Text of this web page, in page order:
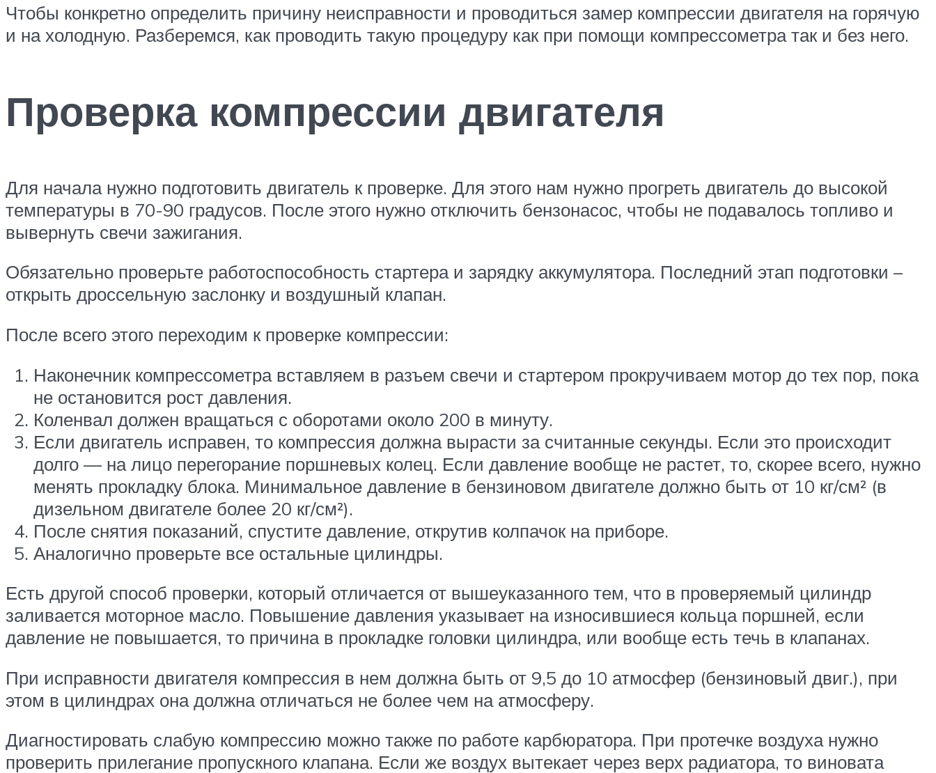
Чтобы конкретно определить причину неисправности и проводиться замер компрессии двигателя на горячую
и на холодную. Разберемся, как проводить такую процедуру как при помощи компрессометра так и без него.
Проверка компрессии двигателя
Для начала нужно подготовить двигатель к проверке. Для этого нам нужно прогреть двигатель до высокой
температуры в 70-90 градусов. После этого нужно отключить бензонасос, чтобы не подавалось топливо и
вывернуть свечи зажигания.
Обязательно проверьте работоспособность стартера и зарядку аккумулятора. Последний этап подготовки –
открыть дроссельную заслонку и воздушный клапан.
После всего этого переходим к проверке компрессии:
Наконечник компрессометра вставляем в разъем свечи и стартером прокручиваем мотор до тех пор, пока
не остановится рост давления.
Коленвал должен вращаться с оборотами около 200 в минуту.
Если двигатель исправен, то компрессия должна вырасти за считанные секунды. Если это происходит
долго — на лицо перегорание поршневых колец. Если давление вообще не растет, то, скорее всего, нужно
менять прокладку блока. Минимальное давление в бензиновом двигателе должно быть от 10 кг/см² (в
дизельном двигателе более 20 кг/см²).
После снятия показаний, спустите давление, открутив колпачок на приборе.
Аналогично проверьте все остальные цилиндры.
Есть другой способ проверки, который отличается от вышеуказанного тем, что в проверяемый цилиндр
заливается моторное масло. Повышение давления указывает на износившиеся кольца поршней, если
давление не повышается, то причина в прокладке головки цилиндра, или вообще есть течь в клапанах.
При исправности двигателя компрессия в нем должна быть от 9,5 до 10 атмосфер (бензиновый двиг.), при
этом в цилиндрах она должна отличаться не более чем на атмосферу.
Диагностировать слабую компрессию можно также по работе карбюратора. При протечке воздуха нужно
проверить прилегание пропускного клапана. Если же воздух вытекает через верх радиатора, то виновата